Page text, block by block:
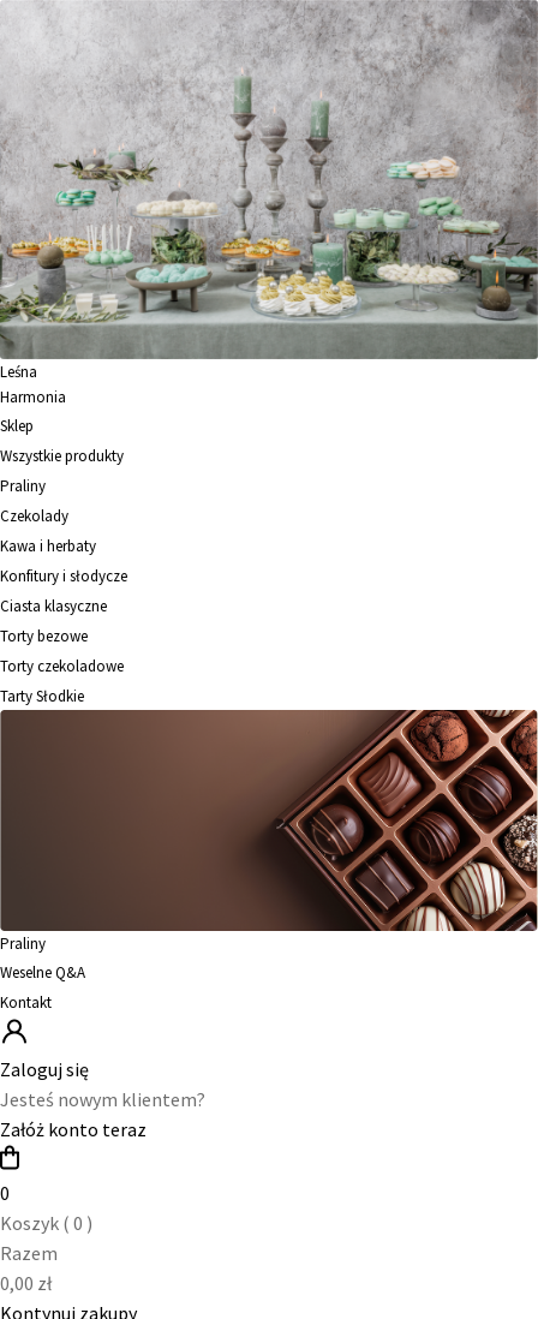
Leśna
Harmonia
Sklep
Wszystkie produkty
Praliny
Czekolady
Kawa i herbaty
Konfitury i słodycze
Ciasta klasyczne
Torty bezowe
Torty czekoladowe
Tarty Słodkie
Praliny
Weselne Q&A
Kontakt
Zaloguj się
Jesteś nowym klientem?
Załóż konto teraz
0
Koszyk ( 0 )
Razem
0,00 zł
Kontynuj zakupy